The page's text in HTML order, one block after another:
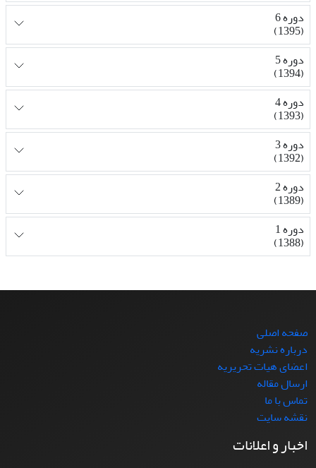
دوره 6
(1395)
دوره 5
(1394)
دوره 4
(1393)
دوره 3
(1392)
دوره 2
(1389)
دوره 1
(1388)
صفحه اصلی
درباره نشریه
اعضای هیات تحریریه
ارسال مقاله
تماس با ما
نقشه سایت
اخبار و اعلانات